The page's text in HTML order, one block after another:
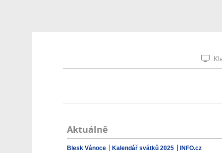
Aktuálně
Blesk Vánoce Kalendář svátků 2025 INFO.cz